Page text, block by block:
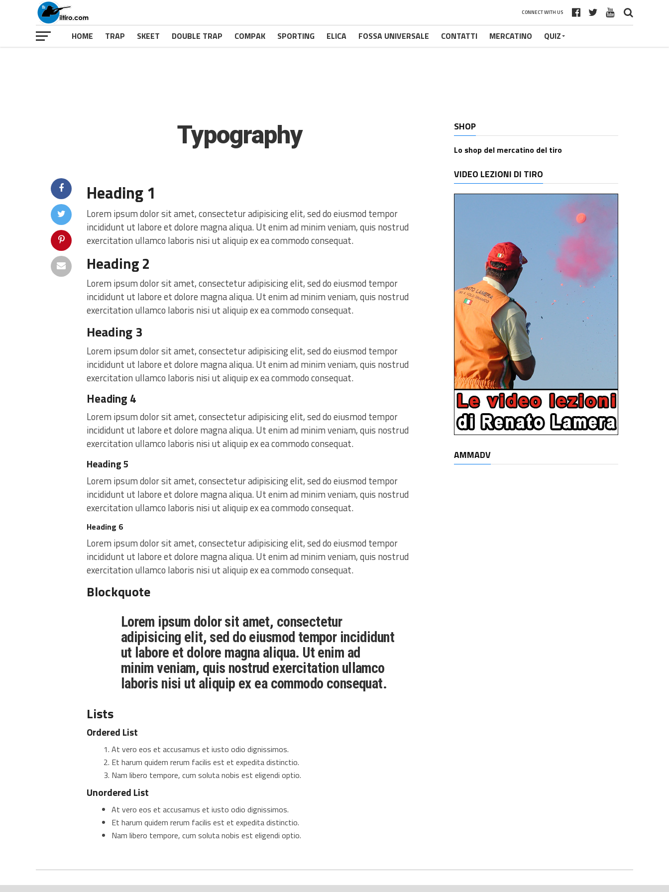
CONNECT WITH US
HOME TRAP SKEET DOUBLE TRAP COMPAK SPORTING ELICA FOSSA UNIVERSALE CONTATTI MERCATINO QUIZ
Typography
Heading 1
Lorem ipsum dolor sit amet, consectetur adipisicing elit, sed do eiusmod tempor
incididunt ut labore et dolore magna aliqua. Ut enim ad minim veniam, quis nostrud
exercitation ullamco laboris nisi ut aliquip ex ea commodo consequat.
Heading 2
Lorem ipsum dolor sit amet, consectetur adipisicing elit, sed do eiusmod tempor
incididunt ut labore et dolore magna aliqua. Ut enim ad minim veniam, quis nostrud
exercitation ullamco laboris nisi ut aliquip ex ea commodo consequat.
Heading 3
Lorem ipsum dolor sit amet, consectetur adipisicing elit, sed do eiusmod tempor
incididunt ut labore et dolore magna aliqua. Ut enim ad minim veniam, quis nostrud
exercitation ullamco laboris nisi ut aliquip ex ea commodo consequat.
Heading 4
Lorem ipsum dolor sit amet, consectetur adipisicing elit, sed do eiusmod tempor
incididunt ut labore et dolore magna aliqua. Ut enim ad minim veniam, quis nostrud
exercitation ullamco laboris nisi ut aliquip ex ea commodo consequat.
Heading 5
Lorem ipsum dolor sit amet, consectetur adipisicing elit, sed do eiusmod tempor
incididunt ut labore et dolore magna aliqua. Ut enim ad minim veniam, quis nostrud
exercitation ullamco laboris nisi ut aliquip ex ea commodo consequat.
Heading 6
Lorem ipsum dolor sit amet, consectetur adipisicing elit, sed do eiusmod tempor
incididunt ut labore et dolore magna aliqua. Ut enim ad minim veniam, quis nostrud
exercitation ullamco laboris nisi ut aliquip ex ea commodo consequat.
Blockquote
Lorem ipsum dolor sit amet, consectetur
adipisicing elit, sed do eiusmod tempor incididunt
ut labore et dolore magna aliqua. Ut enim ad
minim veniam, quis nostrud exercitation ullamco
laboris nisi ut aliquip ex ea commodo consequat.
Lists
Ordered List
At vero eos et accusamus et iusto odio dignissimos.
Et harum quidem rerum facilis est et expedita distinctio.
Nam libero tempore, cum soluta nobis est eligendi optio.
Unordered List
At vero eos et accusamus et iusto odio dignissimos.
Et harum quidem rerum facilis est et expedita distinctio.
Nam libero tempore, cum soluta nobis est eligendi optio.
SHOP
Lo shop del mercatino del tiro
VIDEO LEZIONI DI TIRO
AMMADV